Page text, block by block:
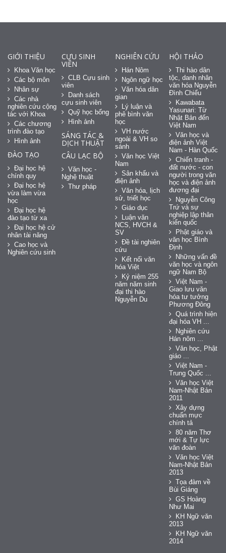
GIỚI THIỆU
Khoa Văn học
Các bộ môn
Nhân sự
Các nhà
nghiên cứu cộng
tác với Khoa
Các chương
trình đào tạo
Hình ảnh
ĐÀO TẠO
Đại học hệ
chính quy
Đại học hệ
vừa làm vừa
học
Đại học hệ
đào tạo từ xa
Đại học hệ cử
nhân tài năng
Cao học và
Nghiên cứu sinh
CỰU SINH
VIÊN
CLB Cựu sinh
viên
Danh sách
cựu sinh viên
Quỹ học bổng
Hình ảnh
SÁNG TÁC &
DỊCH THUẬT
CÂU LẠC BỘ
Văn học -
Nghệ thuật
Thư pháp
NGHIÊN CỨU
Hán Nôm
Ngôn ngữ học
Văn hóa dân
gian
Lý luận và
phê bình văn
học
VH nước
ngoài & VH so
sánh
Văn học Việt
Nam
Sân khấu và
điện ảnh
Văn hóa, lịch
sử, triết học
Giáo dục
Luận văn
NCS, HVCH &
SV
Đề tài nghiên
cứu
Kết nối văn
hóa Việt
Kỷ niệm 255
năm năm sinh
đại thi hào
Nguyễn Du
HỘI THẢO
Thi hào dân
tộc, danh nhân
văn hóa Nguyễn
Đình Chiểu
Kawabata
Yasunari: Từ
Nhật Bản đến
Việt Nam
Văn học và
điện ảnh Việt
Nam - Hàn Quốc
Chiến tranh -
đất nước - con
người trong văn
học và điện ảnh
đương đại
Nguyễn Công
Trứ và sự
nghiệp lập thân
kiến quốc
Phật giáo và
văn học Bình
Định
Những vấn đề
văn học và ngôn
ngữ Nam Bộ
Việt Nam -
Giao lưu văn
hóa tư tưởng
Phương Đông
Quá trình hiện
đại hóa VH ...
Nghiên cứu
Hán nôm ...
Văn học, Phật
giáo ...
Việt Nam -
Trung Quốc ...
Văn học Việt
Nam-Nhật Bản
2011
Xây dựng
chuẩn mực
chính tả
80 năm Thơ
mới & Tự lực
văn đoàn
Văn học Việt
Nam-Nhật Bản
2013
Tọa đàm về
Bùi Giáng
GS Hoàng
Như Mai
KH Ngữ văn
2013
KH Ngữ văn
2014